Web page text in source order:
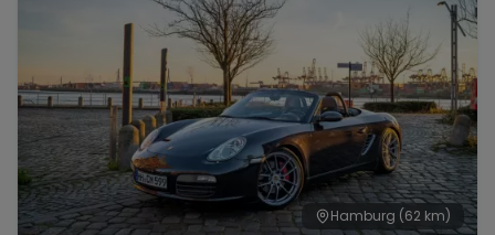
Hamburg (62 km)